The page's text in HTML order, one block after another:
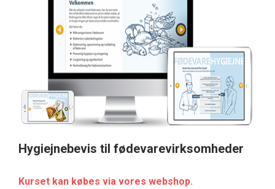
Hygiejnebevis til fødevarevirksomheder
Kurset kan købes via vores webshop.